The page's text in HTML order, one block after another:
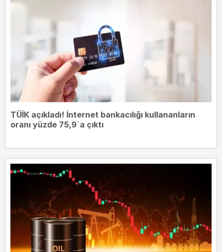
TÜİK açıkladı! İnternet bankacılığı kullananların
oranı yüzde 75,9`a çıktı